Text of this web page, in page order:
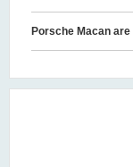
Porsche Macan